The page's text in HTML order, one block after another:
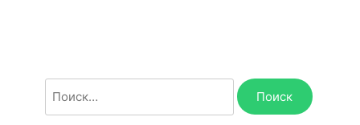
Найти: